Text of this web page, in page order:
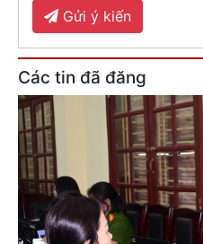
Gửi ý kiến
Các tin đã đăng